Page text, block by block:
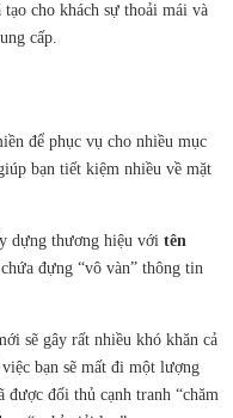
cho khách sự thoải mái và
cấp.
để phục vụ cho nhiều mục
bạn tiết kiệm nhiều về mặt
dựng thương hiệu với tên
đựng “vô vàn” thông tin
sẽ gây rất nhiều khó khăn cả
bạn sẽ mất đi một lượng
được đối thủ cạnh tranh “chăm